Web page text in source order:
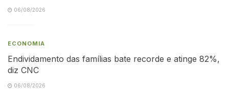
06/08/2026
ECONOMIA
Endividamento das famílias bate recorde e atinge 82%,
diz CNC
06/08/2026